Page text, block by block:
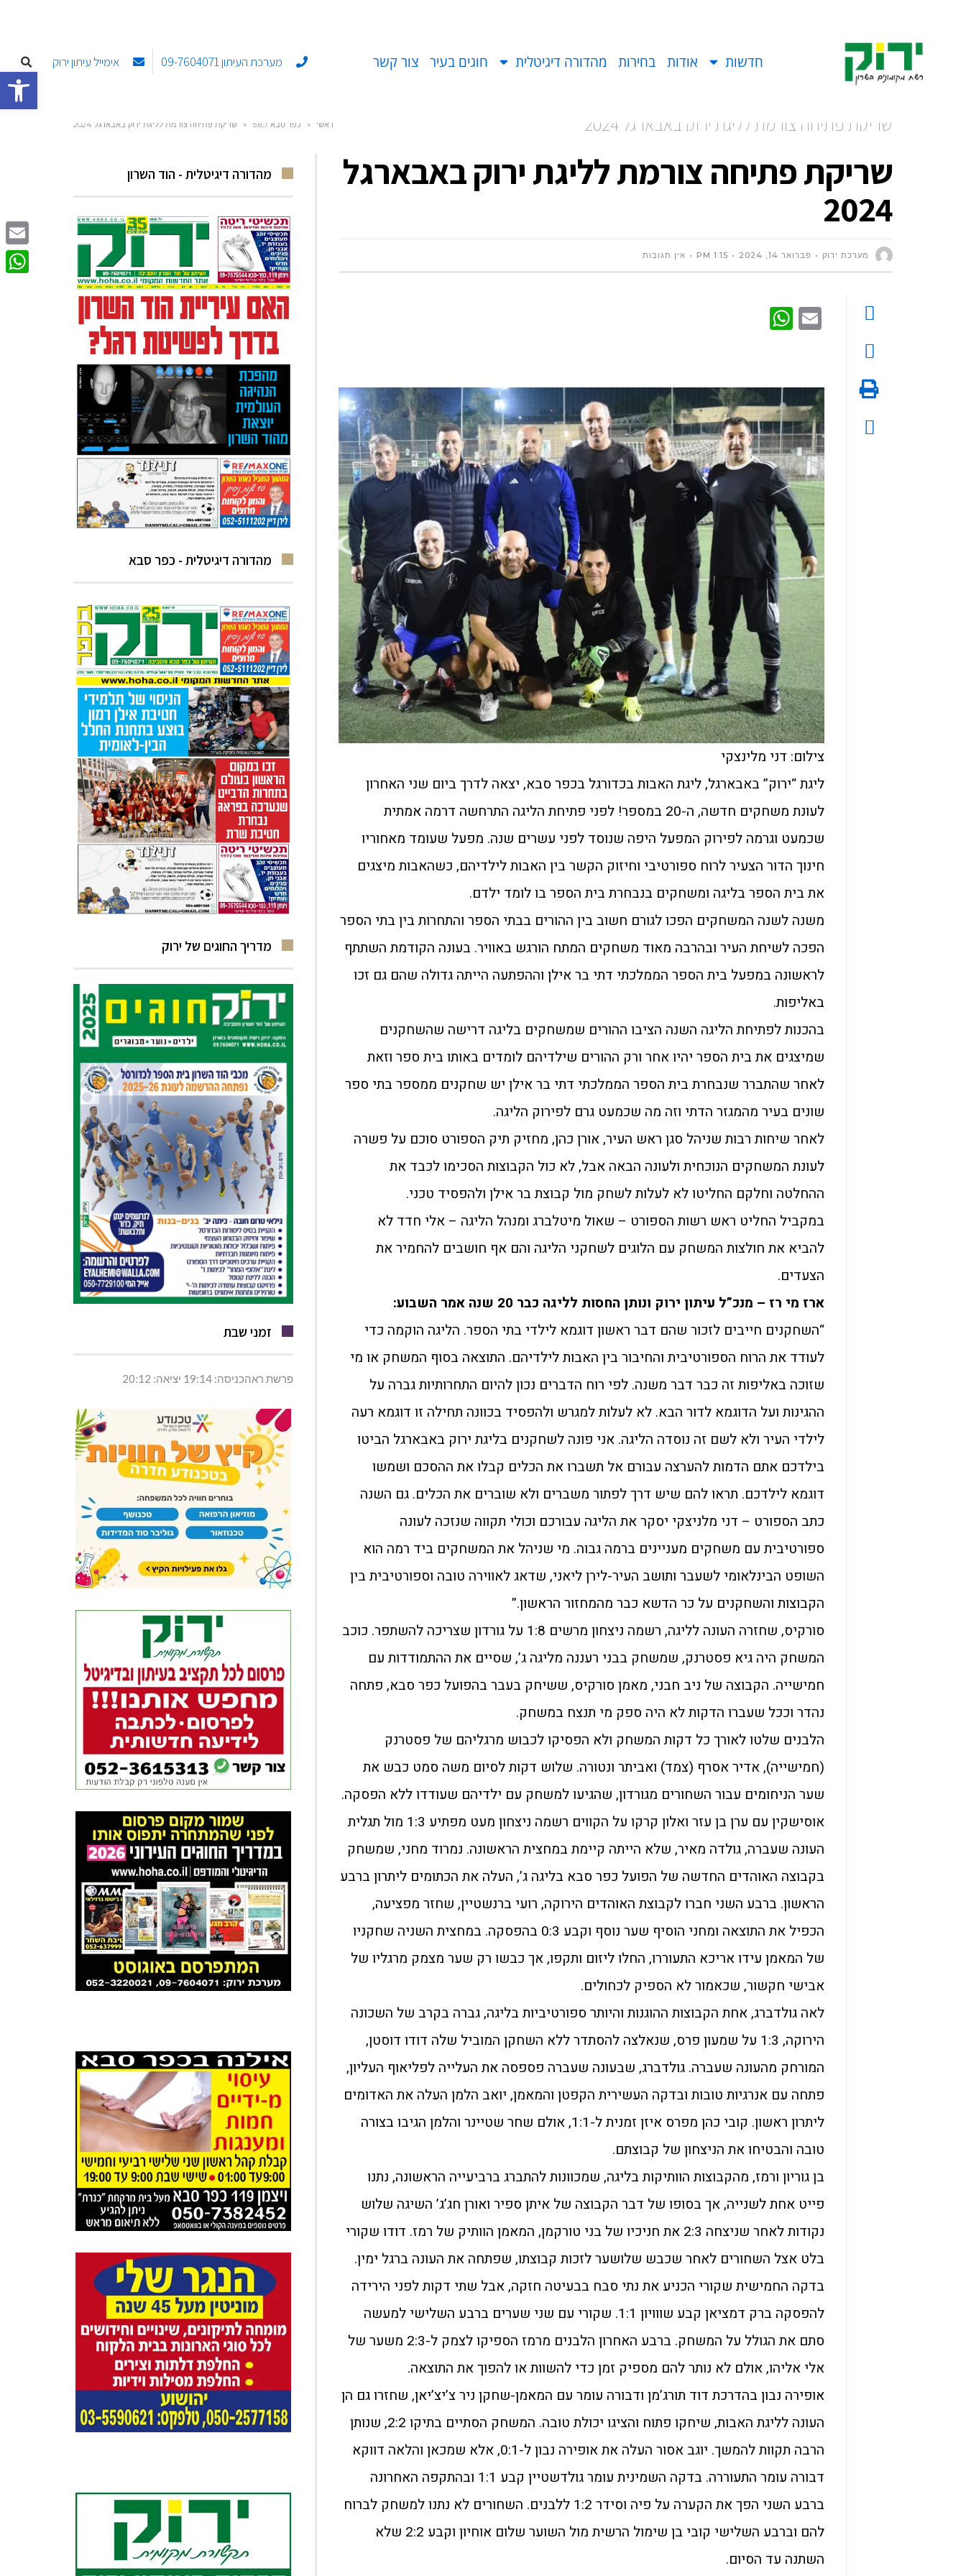
פתח חדשות אודות בחירות מהדורה דיגיטלית חוגים בעיר צור קשר מערכת העיתון 09-7604071 אימייל עיתון ירוק
שריקת פתיחה צורמת לליגת ירוק באבארגל 2024 ראשי » כפר סבא 5,6,7 » שריקת פתיחה צורמת לליגת ירוק באבארגל 2024
שריקת פתיחה צורמת לליגת ירוק באבארגל
2024
מערכת ירוק פברואר 14, 2024 1:15 PM אין תגובות
Email
צילום: דני מלינצקי
ליגת “ירוק” באבארגל, ליגת האבות בכדורגל בכפר סבא, יצאה לדרך ביום שני האחרון
לעונת משחקים חדשה, ה-20 במספר! לפני פתיחת הליגה התרחשה דרמה אמתית
שכמעט וגרמה לפירוק המפעל היפה שנוסד לפני עשרים שנה. מפעל שעומד מאחוריו
חינוך הדור הצעיר לרוח ספורטיבי וחיזוק הקשר בין האבות לילדיהם, כשהאבות מיצגים
את בית הספר בליגה ומשחקים בנבחרת בית הספר בו לומד ילדם.
משנה לשנה המשחקים הפכו לגורם חשוב בין ההורים בבתי הספר והתחרות בין בתי הספר
הפכה לשיחת העיר ובהרבה מאוד משחקים המתח הורגש באוויר. בעונה הקודמת השתתף
לראשונה במפעל בית הספר הממלכתי דתי בר אילן וההפתעה הייתה גדולה שהם גם זכו
באליפות.
בהכנות לפתיחת הליגה השנה הציבו ההורים שמשחקים בליגה דרישה שהשחקנים
שמיצגים את בית הספר יהיו אחר ורק ההורים שילדיהם לומדים באותו בית ספר וזאת
לאחר שהתברר שנבחרת בית הספר הממלכתי דתי בר אילן יש שחקנים ממספר בתי ספר
שונים בעיר מהמגזר הדתי וזה מה שכמעט גרם לפירוק הליגה.
לאחר שיחות רבות שניהל סגן ראש העיר, אורן כהן, מחזיק תיק הספורט סוכם על פשרה
לעונת המשחקים הנוכחית ולעונה הבאה אבל, לא כול הקבוצות הסכימו לכבד את
ההחלטה וחלקם החליטו לא לעלות לשחק מול קבוצת בר אילן ולהפסיד טכני.
במקביל החליט ראש רשות הספורט – שאול מיטלברג ומנהל הליגה – אלי חדד לא
להביא את חולצות המשחק עם הלוגים לשחקני הליגה והם אף חושבים להחמיר את
הצעדים.
ארז מי רז – מנכ”ל עיתון ירוק ונותן החסות לליגה כבר 20 שנה אמר השבוע:
“השחקנים חייבים לזכור שהם דבר ראשון דוגמא לילדי בתי הספר. הליגה הוקמה כדי
לעודד את הרוח הספורטיבית והחיבור בין האבות לילדיהם. התוצאה בסוף המשחק או מי
שזוכה באליפות זה כבר דבר משנה. לפי רוח הדברים נכון להיום התחרותיות גברה על
ההגינות ועל הדוגמא לדור הבא. לא לעלות למגרש ולהפסיד בכוונה תחילה זו דוגמא רעה
לילדי העיר ולא לשם זה נוסדה הליגה. אני פונה לשחקנים בליגת ירוק באבארגל הביטו
בילדכם אתם הדמות להערצה עבורם אל תשברו את הכלים קבלו את ההסכם ושמשו
דוגמא לילדכם. תראו להם שיש דרך לפתור משברים ולא שוברים את הכלים. גם השנה
כתב הספורט – דני מלניצקי יסקר את הליגה עבורכם וכולי תקווה שנזכה לעונה
ספורטיבית עם משחקים מעניינים ברמה גבוה. מי שניהל את המשחקים ביד רמה הוא
השופט הבינלאומי לשעבר ותושב העיר-לירן ליאני, שדאג לאווירה טובה וספורטיבית בין
הקבוצות והשחקנים על כר הדשא כבר מהמחזור הראשון.”
סורקיס, שחזרה העונה לליגה, רשמה ניצחון מרשים 1:8 על גורדון שצריכה להשתפר. כוכב
המשחק היה גיא פסטרנק, שמשחק בבני רעננה מליגה ג’, שסיים את ההתמודדות עם
חמישייה. הקבוצה של ניב חבני, מאמן סורקיס, ששיחק בעבר בהפועל כפר סבא, פתחה
נהדר וככל שעברו הדקות לא היה ספק מי תנצח במשחק.
הלבנים שלטו לאורך כל דקות המשחק ולא הפסיקו לכבוש מרגליהם של פסטרנק
(חמישייה), אדיר אסרף (צמד) ואביתר ונטורה. שלוש דקות לסיום משה סמט כבש את
שער הניחומים עבור השחורים מגורדון, שהגיעו למשחק עם ילדיהם שעודדו ללא הפסקה.
אוסישקין עם ערן בן עזר ואלון קרקו על הקווים רשמה ניצחון מעט מפתיע 1:3 מול תגלית
העונה שעברה, גולדה מאיר, שלא הייתה קיימת במחצית הראשונה. נמרוד מחני, שמשחק
בקבוצה האוהדים החדשה של הפועל כפר סבא בליגה ג’, העלה את הכתומים ליתרון ברבע
הראשון. ברבע השני חברו לקבוצת האוהדים הירוקה, רועי ברנשטיין, שחזר מפציעה,
הכפיל את התוצאה ומחני הוסיף שער נוסף וקבע 0:3 בהפסקה. במחצית השניה שחקניו
של המאמן עידו אריכא התעוררו, החלו ליזום ותקפו, אך כבשו רק שער מצמק מרגליו של
אבישי חקשור, שכאמור לא הספיק לכחולים.
לאה גולדברג, אחת הקבוצות ההוגנות והיותר ספורטיביות בליגה, גברה בקרב של השכונה
הירוקה, 1:3 על שמעון פרס, שנאלצה להסתדר ללא השחקן המוביל שלה דודו דוסטן,
המורחק מהעונה שעברה. גולדברג, שבעונה שעברה פספסה את העלייה לפליאוף העליון,
פתחה עם אנרגיות טובות ובדקה העשירית הקפטן והמאמן, יואב הלמן העלה את האדומים
ליתרון ראשון. קובי כהן מפרס איזן זמנית ל-1:1, אולם שחר שטיינר והלמן הגיבו בצורה
טובה והבטיחו את הניצחון של קבוצתם.
בן גוריון ורמז, מהקבוצות הוותיקות בליגה, שמכוונות להתברג ברביעייה הראשונה, נתנו
פייט אחת לשנייה, אך בסופו של דבר הקבוצה של איתן ספיר ואורן חג’ג’ השיגה שלוש
נקודות לאחר שניצחה 2:3 את חניכיו של בני טורקמן, המאמן הוותיק של רמז. דודו שקורי
בלט אצל השחורים לאחר שכבש שלושער לזכות קבוצתו, שפתחה את העונה ברגל ימין.
בדקה החמישית שקורי הכניע את נתי סבח בבעיטה חזקה, אבל שתי דקות לפני הירידה
להפסקה ברק דמציאן קבע שווויון 1:1. שקורי עם שני שערים ברבע השלישי למעשה
סתם את הגולל על המשחק. ברבע האחרון הלבנים מרמז הספיקו לצמק ל-2:3 משער של
אלי אליהו, אולם לא נותר להם מספיק זמן כדי להשוות או להפוך את התוצאה.
אופירה נבון בהדרכת דוד תורג’מן ודבורה עומר עם המאמן-שחקן ניר צ’יצ’יאן, שחזרו גם הן
העונה לליגת האבות, שיחקו פתוח והציגו יכולת טובה. המשחק הסתיים בתיקו 2:2, שנותן
הרבה תקוות להמשך. יוגב אסור העלה את אופירה נבון ל-0:1, אלא שמכאן והלאה דווקא
דבורה עומר התעוררה. בדקה השמינית עומר גולדשטיין קבע 1:1 ובהתקפה האחרונה
ברבע השני הפך את הקערה על פיה וסידר 1:2 ללבנים. השחורים לא נתנו למשחק לברוח
להם וברבע השלישי קובי בן שימול הרשית מול השוער שלום אוחיון וקבע 2:2 שלא
השתנה עד הסיום.
מהדורה דיגיטלית - הוד השרון
מהדורה דיגיטלית - כפר סבא
מדריך החוגים של ירוק
זמני שבת
פרשת ראהכניסה: 19:14 יציאה: 20:12